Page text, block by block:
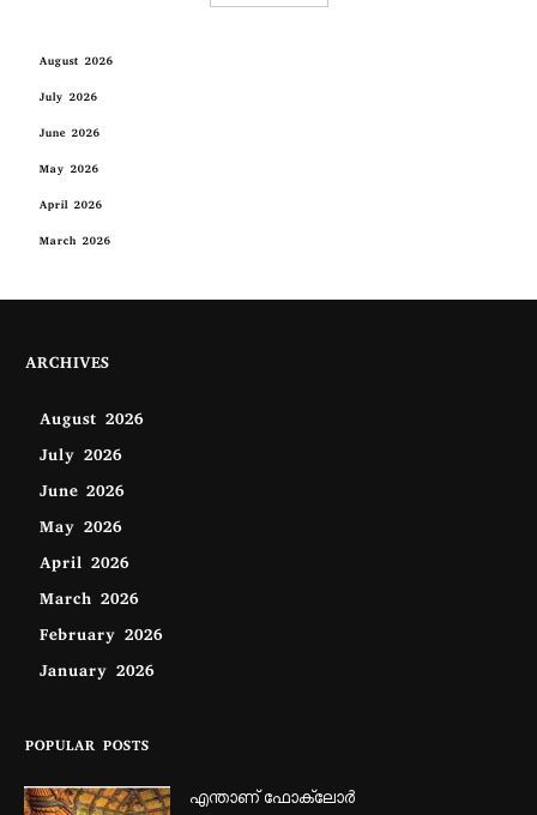
August 2026
July 2026
June 2026
May 2026
April 2026
March 2026
ARCHIVES
August 2026
July 2026
June 2026
May 2026
April 2026
March 2026
February 2026
January 2026
POPULAR POSTS
എന്താണ്‌ ഫോക്‌ലോർ